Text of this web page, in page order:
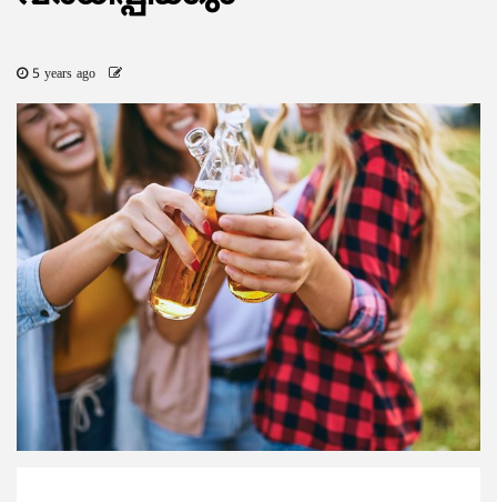
5 years ago